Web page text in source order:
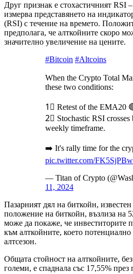
Друг признак е стохастичният RSI
измерва представянето на
(RSI) с течение на времето.
предполага, че алткойните скоро
значително увеличение на цените.
#Bitcoin #Altcoins
When the Crypto Total
these two conditions:
1⃣ Retest of the EMA20
2⃣ Stochastic RSI
weekly timeframe.
➡️ It's rally time for the
pic.twitter.com/
— Titan of Crypto
11, 2024
Пазарният дял на биткойн,
положение на биткойн, възлиза на
може да покаже, че инвеститорите
към алткойните, което
алтсезон.
Общата стойност на алткойните,
големи, е спаднала със 17,55%